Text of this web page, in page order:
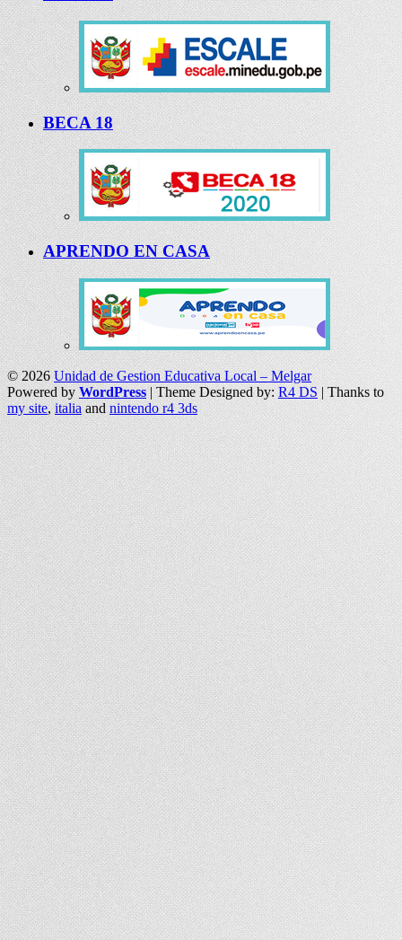
BECA 18
APRENDO EN CASA
© 2026 Unidad de Gestion Educativa Local – Melgar
Powered byWordPress| Theme Designed by: R4 DS | Thanks to
my site, italiaandnintendo r4 3ds